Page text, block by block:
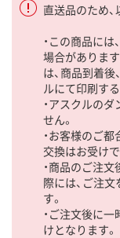
直送品のため
・この商品に
場合がありま
は、商品到着
ルにて印刷す
・アスクルの
せん。
・お客様のご都
交換はお受けで
・商品のご注
際には、ご注
す。
・ご注文後に
けとなります。